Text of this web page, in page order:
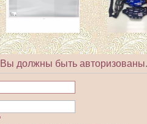
должны быть авторизованы.